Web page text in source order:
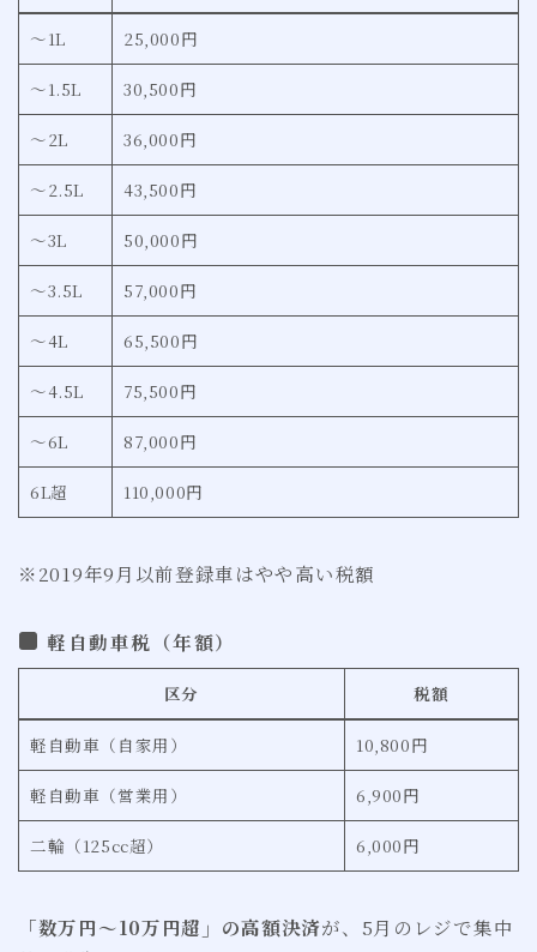
〜1L 25,000円
〜1.5L 30,500円
〜2L 36,000円
〜2.5L 43,500円
〜3L 50,000円
〜3.5L 57,000円
〜4L 65,500円
〜4.5L 75,500円
〜6L 87,000円
6L超 110,000円
※2019年9月以前登録車はやや高い税額
軽自動車税（年額）
区分 税額
軽自動車（自家用） 10,800円
軽自動車（営業用） 6,900円
二輪（125cc超） 6,000円
「数万円〜10万円超」の高額決済が、5月のレジで集中